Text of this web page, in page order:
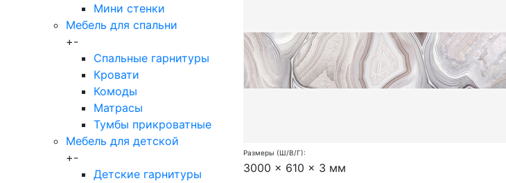
Мини стенки
Мебель для спальни
+-
Спальные гарнитуры
Кровати
Комоды
Матрасы
Тумбы прикроватные
Мебель для детской
+-
Детские гарнитуры
Размеры (Ш/В/Г):
3000 x 610 x 3 мм